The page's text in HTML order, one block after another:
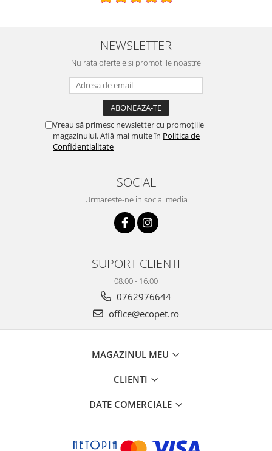
NEWSLETTER
Nu rata ofertele si promotiile noastre
Vreau să primesc newsletter cu promoțiile
magazinului. Află mai multe în Politica de
Confidentialitate
SOCIAL
Urmareste-ne in social media
SUPORT CLIENTI
08:00 - 16:00
0762976644
office@ecopet.ro
MAGAZINUL MEU
CLIENTI
DATE COMERCIALE